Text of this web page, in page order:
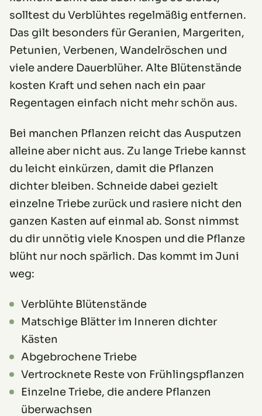
solltest du Verblühtes regelmäßig entfernen.
Das gilt besonders für Geranien, Margeriten,
Petunien, Verbenen, Wandelröschen und
viele andere Dauerblüher. Alte Blütenstände
kosten Kraft und sehen nach ein paar
Regentagen einfach nicht mehr schön aus.
Bei manchen Pflanzen reicht das Ausputzen
alleine aber nicht aus. Zu lange Triebe kannst
du leicht einkürzen, damit die Pflanzen
dichter bleiben. Schneide dabei gezielt
einzelne Triebe zurück und rasiere nicht den
ganzen Kasten auf einmal ab. Sonst nimmst
du dir unnötig viele Knospen und die Pflanze
blüht nur noch spärlich. Das kommt im Juni
weg:
Verblühte Blütenstände
Matschige Blätter im Inneren dichter
Kästen
Abgebrochene Triebe
Vertrocknete Reste von Frühlingspflanzen
Einzelne Triebe, die andere Pflanzen
überwachsen